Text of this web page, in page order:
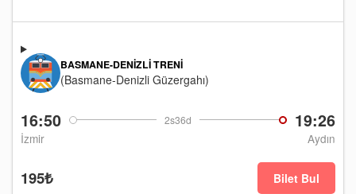
16:50 2s36d 19:26
İzmir Aydın
BASMANE-DENIZLI TRENI
(Basmane-Denizli Güzergahı)
195₺ Bilet Bul